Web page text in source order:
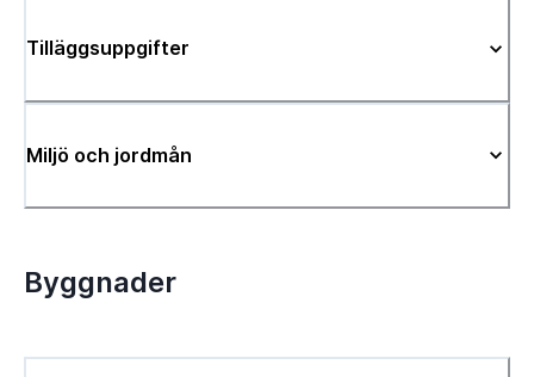
Tilläggsuppgifter
Miljö och jordmån
Byggnader